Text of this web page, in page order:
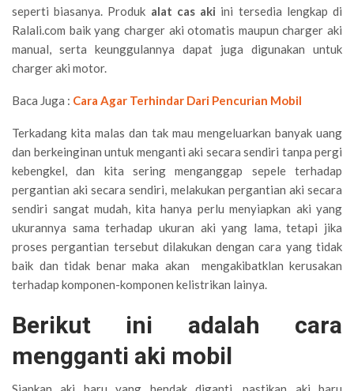
seperti biasanya. Produk alat cas aki ini tersedia lengkap di
Ralali.com baik yang charger aki otomatis maupun charger aki
manual, serta keunggulannya dapat juga digunakan untuk
charger aki motor.
Baca Juga : Cara Agar Terhindar Dari Pencurian Mobil
Terkadang kita malas dan tak mau mengeluarkan banyak uang
dan berkeinginan untuk menganti aki secara sendiri tanpa pergi
kebengkel, dan kita sering menganggap sepele terhadap
pergantian aki secara sendiri, melakukan pergantian aki secara
sendiri sangat mudah, kita hanya perlu menyiapkan aki yang
ukurannya sama terhadap ukuran aki yang lama, tetapi jika
proses pergantian tersebut dilakukan dengan cara yang tidak
baik dan tidak benar maka akan mengakibatklan kerusakan
terhadap komponen-komponen kelistrikan lainya.
Berikut ini adalah cara
mengganti aki mobil